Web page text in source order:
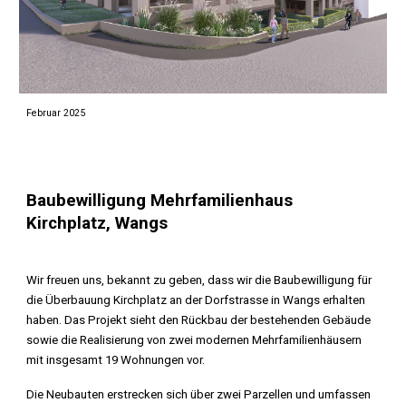
Februar2025
Baubewilligung Mehrfamilienhaus
Kirchplatz, Wangs
Wir freuen uns, bekannt zu geben, dass wir die Baubewilligung für
die Überbauung Kirchplatz an der Dorfstrasse in Wangs erhalten
haben. Das Projekt sieht den Rückbau der bestehenden Gebäude
sowie die Realisierung von zwei modernen Mehrfamilienhäusern
mit insgesamt 19 Wohnungen vor.
Die Neubauten erstrecken sich über zwei Parzellen und umfassen